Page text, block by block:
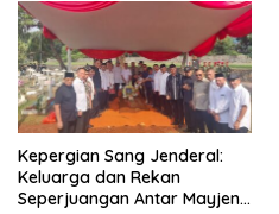
Kepergian Sang Jenderal:
Keluarga dan Rekan
Seperjuangan Antar Mayjen